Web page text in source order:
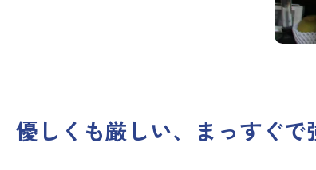
優しくも厳しい、まっすぐで